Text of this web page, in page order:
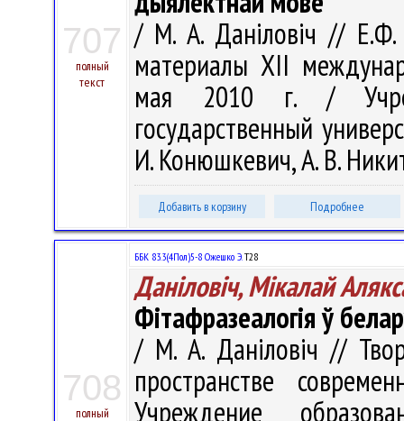
707
полный
текст
/ М. А. Даніловіч // Е.Ф.
материалы ХII
мая 2010 г. /
государственный
И. Конюшкевич, А. В.
Добавить в корзину Подробнее
708
полный
ББК 83.3(4Пол)5-8 Ожешко Э.Т28
Даніловіч, Мікалай
Фітафразеалогія ў
/ М. А. Даніловіч //
пространстве
Учреждение